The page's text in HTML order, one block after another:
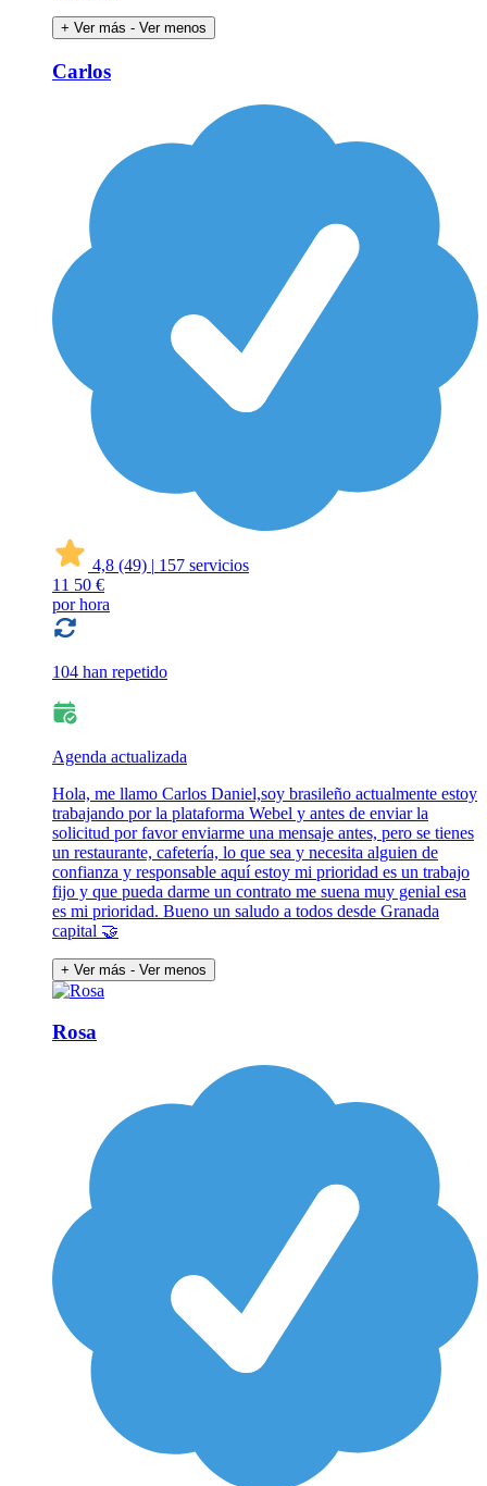
+ Ver más - Ver menos
Carlos
4,8 (49) | 157 servicios
11 50 €
por hora
104 han repetido
Agenda actualizada
Hola, me llamo Carlos Daniel,soy brasileño actualmente estoy
trabajando por la plataforma Webel y antes de enviar la
solicitud por favor enviarme una mensaje antes, pero se tienes
un restaurante, cafetería, lo que sea y necesita alguien de
confianza y responsable aquí estoy mi prioridad es un trabajo
fijo y que pueda darme un contrato me suena muy genial esa
es mi prioridad. Bueno un saludo a todos desde Granada
capital 🤝
+ Ver más - Ver menos
Rosa